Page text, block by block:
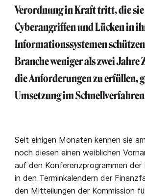
Verordnung in Kraft tritt, die
Cyberangriffen und Lücken in
Informationssystemen
Branche weniger als zwei Jahre
die Anforderungen zu erfüllen,
Umsetzung im
Seit einigen Monaten kennen sie
noch diesen einen weiblichen
auf den Konferenzprogrammen der
in den Terminkalendern der
den Mitteilungen der Kommission